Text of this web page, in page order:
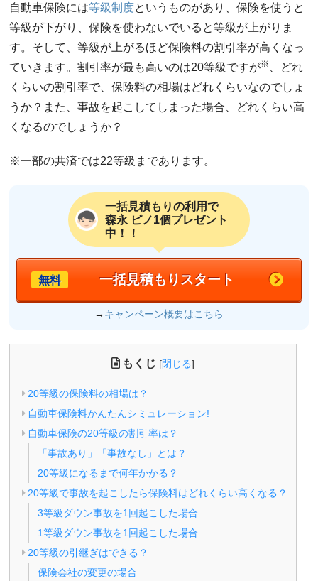
自動車保険には等級制度というものがあり、保険を使うと
等級が下がり、保険を使わないでいると等級が上がりま
す。そして、等級が上がるほど保険料の割引率が高くなっ
ていきます。割引率が最も高いのは20等級ですが※
、どれ
くらいの割引率で、保険料の相場はどれくらいなのでしょ
うか？また、事故を起こしてしまった場合、どれくらい高
くなるのでしょうか？
※一部の共済では22等級まであります。
一括見積もりの利用で
森永 ピノ1個プレゼント
中！！
無料 一括見積もりスタート
→ キャンペーン概要はこちら
もくじ [閉じる]
20等級の保険料の相場は？
自動車保険料かんたんシミュレーション!
自動車保険の20等級の割引率は？
「事故あり」「事故なし」とは？
20等級になるまで何年かかる？
20等級で事故を起こしたら保険料はどれくらい高くなる？
3等級ダウン事故を1回起こした場合
1等級ダウン事故を1回起こした場合
20等級の引継ぎはできる？
保険会社の変更の場合